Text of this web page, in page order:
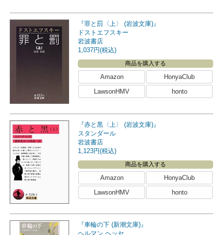
『罪と罰〈上〉 (岩波文庫)』
ドストエフスキー
岩波書店
1,037円(税込)
商品を購入する
Amazon
HonyaClub
LawsonHMV
honto
『赤と黒〈上〉 (岩波文庫)』
スタンダール
岩波書店
1,123円(税込)
商品を購入する
Amazon
HonyaClub
LawsonHMV
honto
『車輪の下 (新潮文庫)』
ヘルマン ヘッセ